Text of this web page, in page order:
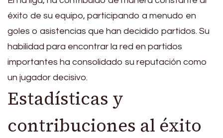
éxito de su equipo, participando a menudo en
goles o asistencias que han decidido partidos. Su
habilidad para encontrar la red en partidos
importantes ha consolidado su reputación como
un jugador decisivo.
Estadísticas y
contribuciones al éxito